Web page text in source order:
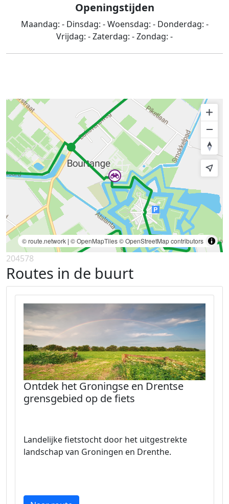
Openingstijden
Maandag: - Dinsdag: -Woensdag: - Donderdag: -
Vrijdag: -Zaterdag: -Zondag: -
© route.network | © OpenMapTiles© OpenStreetMap contributors
204578
Routes in de buurt
Ontdek het Groningse en Drentse
grensgebied op de fiets
Landelijke fietstocht door het uitgestrekte
landschap van Groningen en Drenthe.